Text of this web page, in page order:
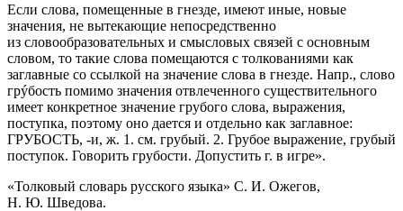
Если слова, помещенные в гнезде, имеют иные, новые
значения, не вытекающие непосредственно
из словообразовательных и смысловых связей с основным
словом, то такие слова помещаются с толкованиями как
заглавные со ссылкой на значение слова в гнезде. Напр., слово
грýбость помимо значения отвлеченного существительного
имеет конкретное значение грубого слова, выражения,
поступка, поэтому оно дается и отдельно как заглавное:
ГРУБОСТЬ, -и, ж. 1. см. грубый. 2. Грубое выражение, грубый
поступок. Говорить грубости. Допустить г. в игре».
«Толковый словарь русского языка» С. И. Ожегов,
Н. Ю. Шведова.